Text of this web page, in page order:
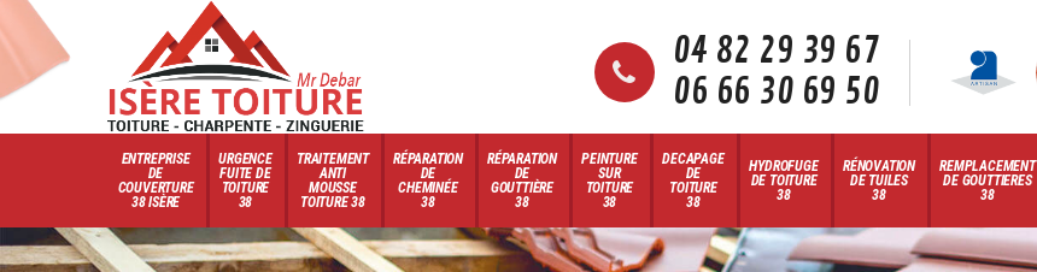
04 82 29 39 67
06 66 30 69 50
ENTREPRISE
DE
COUVERTURE
38 ISÈRE
URGENCE
FUITE DE
TOITURE
38
TRAITEMENT
ANTI
MOUSSE
TOITURE 38
RÉPARATION
DE
CHEMINÉE
38
RÉPARATION
DE
GOUTTIÈRE
38
PEINTURE
SUR
TOITURE
38
DECAPAGE
DE
TOITURE
38
HYDROFUGE
DE TOITURE
38
RÉNOVATION
DE TUILES
38
REMPLACEMENT
DE GOUTTIERES
38